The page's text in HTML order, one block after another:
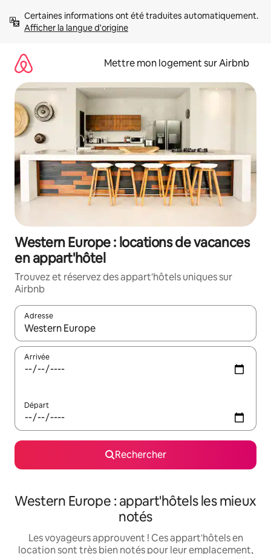
directement
Afficher la langue d'origine
Mettre mon logement sur Airbnb
Western Europe : locations de vacances
en appart'hôtel
Trouvez et réservez des appart'hôtels uniques sur
Airbnb
Adresse
Lorsque les résultats s'affichent, utilisez les flèches vers le
Arrivée
Départ
Rechercher
Western Europe : appart'hôtels les mieux
notés
Les voyageurs approuvent ! Ces appart'hôtels en
location sont très bien notés pour leur emplacement,